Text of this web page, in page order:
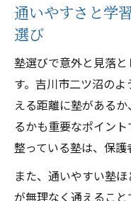
通いやすさと学
選び
塾選びで意外と見落
す。吉川市二ツ沼の
える距離に塾がある
るかも重要なポイン
整っている塾は、保護
また、通いやすい塾ほ
が無理なく通えるこ